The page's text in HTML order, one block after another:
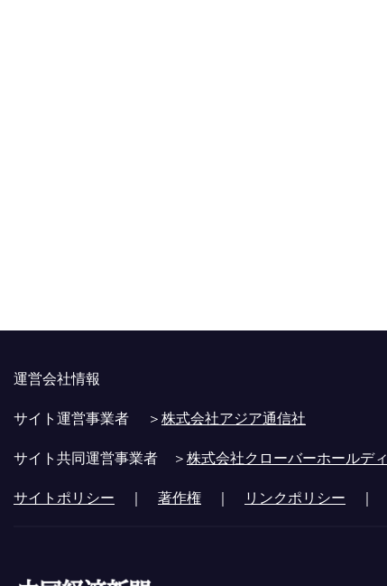
運営会社情報
サイト運営事業者 ＞株式会社アジア通信社
サイト共同運営事業者 ＞株式会社クローバーホールデ
サイトポリシー ｜ 著作権 ｜ リンクポリシー ｜